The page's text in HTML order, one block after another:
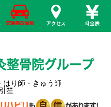
はり師・きゅう師
笙